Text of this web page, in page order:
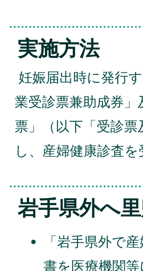
実施方法
妊娠届出時に発行
業受診票兼助成券
票」（以下「受診
し、産婦健康診査を
岩手県外へ
「岩手県外で
書を医療機関